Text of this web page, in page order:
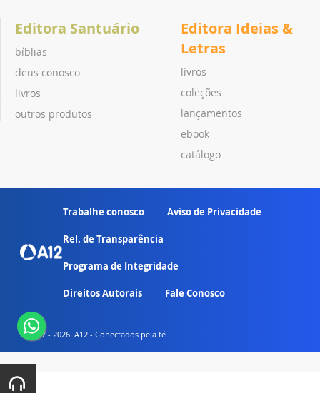
Editora Santuário
bíblias
deus conosco
livros
outros produtos
Editora Ideias &
Letras
livros
coleções
lançamentos
ebook
catálogo
Trabalhe conosco Aviso de Privacidade
Rel. de Transparência
Programa de Integridade
Direitos Autorais Fale Conosco
© 2007 - 2026. A12 - Conectados pela fé.